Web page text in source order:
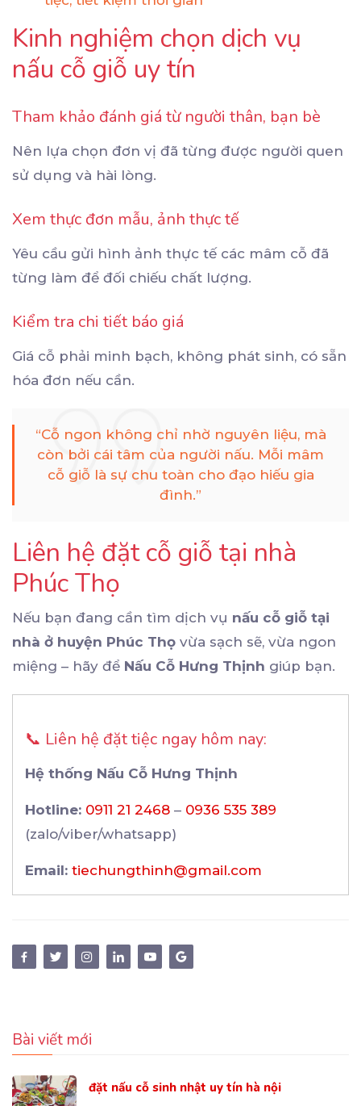
Kinh nghiệm chọn dịch vụ
nấu cỗ giỗ uy tín
Tham khảo đánh giá từ người thân, bạn bè
Nên lựa chọn đơn vị đã từng được người quen
sử dụng và hài lòng.
Xem thực đơn mẫu, ảnh thực tế
Yêu cầu gửi hình ảnh thực tế các mâm cỗ đã
từng làm để đối chiếu chất lượng.
Kiểm tra chi tiết báo giá
Giá cỗ phải minh bạch, không phát sinh, có sẵn
hóa đơn nếu cần.
“Cỗ ngon không chỉ nhờ nguyên liệu, mà
còn bởi cái tâm của người nấu. Mỗi mâm
cỗ giỗ là sự chu toàn cho đạo hiếu gia
đình.”
Liên hệ đặt cỗ giỗ tại nhà
Phúc Thọ
Nếu bạn đang cần tìm dịch vụ nấu cỗ giỗ tại
nhà ở huyện Phúc Thọ vừa sạch sẽ, vừa ngon
miệng – hãy để Nấu Cỗ Hưng Thịnh giúp bạn.
📞 Liên hệ đặt tiệc ngay hôm nay:
Hệ thống Nấu Cỗ Hưng Thịnh
Hotline: 0911 21 2468 – 0936 535 389
(zalo/viber/whatsapp)
Email: tiechungthinh@gmail.com
Bài viết mới
đặt nấu cỗ sinh nhật uy tín hà nội